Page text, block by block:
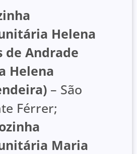
Helena
de Andrade
Helena
– São
Férrer;
Maria